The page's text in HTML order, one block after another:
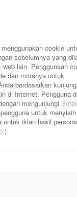
cookie
sebelumnya yang
lain. Penggunaan
dan mitranya untuk
berdasarkan
di Internet. Pengguna
mengunjungi
untuk
untuk iklan hasil
.)